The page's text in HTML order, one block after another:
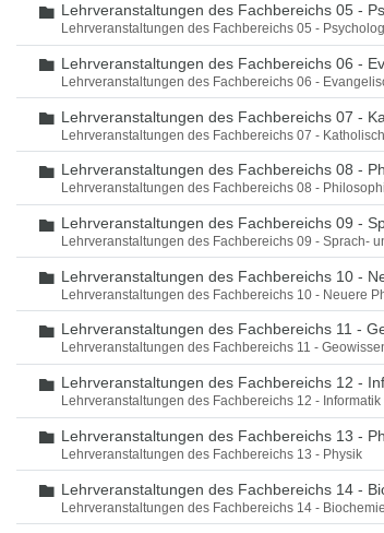
Ordner
Lehrveranstaltungen des Fachbereichs 05 -
Lehrveranstaltungen des Fachbereichs 05 -
Ordner
Lehrveranstaltungen des Fachbereichs 06 -
Lehrveranstaltungen des Fachbereichs 06 -
Ordner
Lehrveranstaltungen des Fachbereichs 07 -
Lehrveranstaltungen des Fachbereichs 07 -
Ordner
Lehrveranstaltungen des Fachbereichs 08 -
Lehrveranstaltungen des Fachbereichs 08 -
Ordner
Lehrveranstaltungen des Fachbereichs 09 -
Lehrveranstaltungen des Fachbereichs 09 - Sprach-
Ordner
Lehrveranstaltungen des Fachbereichs 10 -
Lehrveranstaltungen des Fachbereichs 10 - Neuere
Ordner
Lehrveranstaltungen des Fachbereichs 11 -
Lehrveranstaltungen des Fachbereichs 11 -
Ordner
Lehrveranstaltungen des Fachbereichs 12 -
Lehrveranstaltungen des Fachbereichs 12 -
Ordner
Lehrveranstaltungen des Fachbereichs 13 -
Lehrveranstaltungen des Fachbereichs 13 - Physik
Ordner
Lehrveranstaltungen des Fachbereichs 14 -
Lehrveranstaltungen des Fachbereichs 14 -